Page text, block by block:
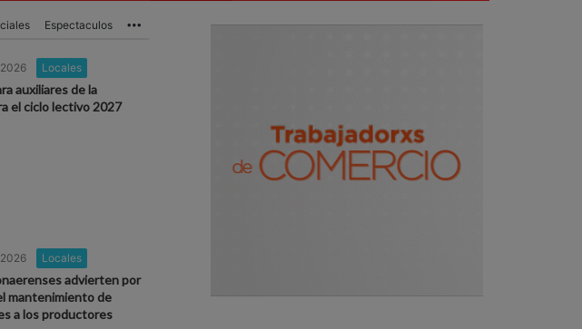
Espectaculos
Locales
auxiliares de la
el ciclo lectivo 2027
Locales
advierten por
mantenimiento de
a los productores